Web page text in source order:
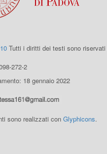
Tutti i diritti dei testi sono
272-2
18 gennaio 2022
sono realizzati con Glyphicons.